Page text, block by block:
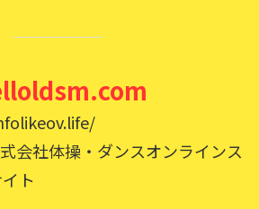
会社体操・ダンスオンラインス
ト